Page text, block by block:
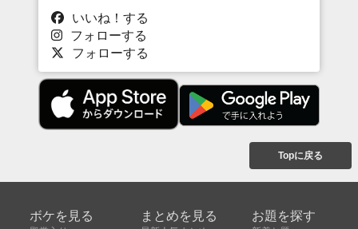
いいね！する
フォローする
フォローする
Topに戻る
ボケを見る まとめを見る お題を探す